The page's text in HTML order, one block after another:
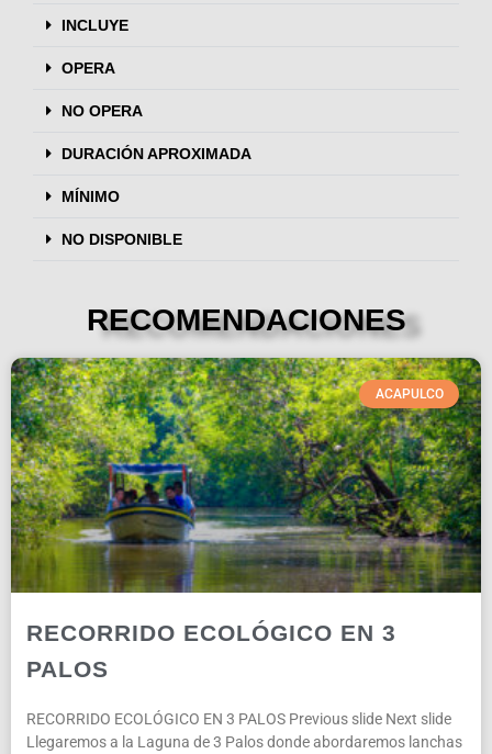
INCLUYE
OPERA
NO OPERA
DURACIÓN APROXIMADA
MÍNIMO
NO DISPONIBLE
RECOMENDACIONES
ACAPULCO
RECORRIDO ECOLÓGICO EN 3
PALOS
RECORRIDO ECOLÓGICO EN 3 PALOS Previous slide Next slide
Llegaremos a la Laguna de 3 Palos donde abordaremos lanchas